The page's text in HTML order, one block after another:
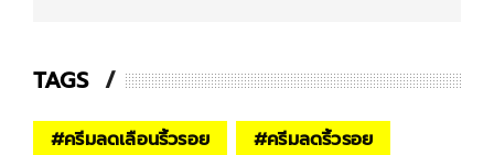
TAGS
#ครีมลดเลือนริ้วรอย #ครีมลดริ้วรอย